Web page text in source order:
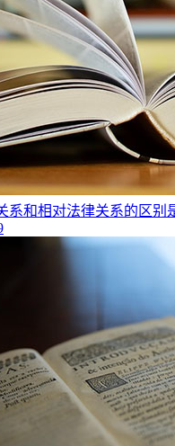
系和相对法律关系的区别